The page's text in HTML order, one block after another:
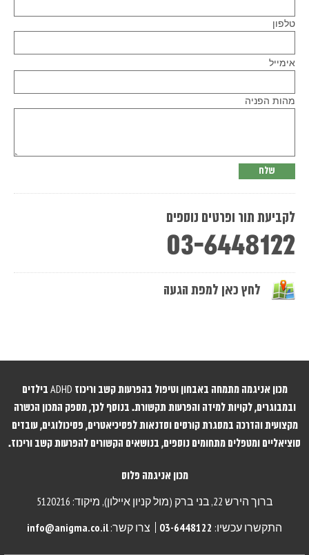
טלפון
leave
אימייל
מהות הפניה
לקביעת תור ופרטים נוספים
03-6448122
לחץ כאן למפת הגעה
מכון אניגמה מתמחה באבחון וטיפול בהפרעות קשב וריכוז ADHD בילדים
ובמבוגרים, לקויות למידה והפרעות תקשורת. בנוסף לכך, מספק המכון הכשרה
מקצועית והדרכה במסגרת קורסים וסדנאות לפסיכיאטרים, פסיכולוגים, עובדים
סוציאליים ומטפלים מתחומים נוספים, בנושאים הקשורים להפרעות קשב וריכוז.
מכון אניגמה פלוס
ברוך הירש 22,
בני ברק (מול קניון איילון), מיקוד: 5120216
התקשרו עכשיו: 03-6448122 צרו קשר: info@anigma.co.il